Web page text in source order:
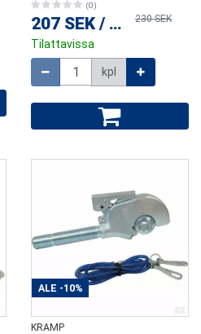
(0)
207 SEK / kpl 230 SEK
Tilattavissa
kpl
ALE -10%
KRAMP